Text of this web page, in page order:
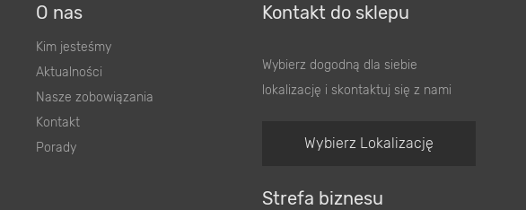
O nas
Kim jesteśmy
Aktualności
Nasze zobowiązania
Kontakt
Porady
Kontakt do sklepu
Wybierz dogodną dla siebie
lokalizację i skontaktuj się z nami
Wybierz Lokalizację
Strefa biznesu